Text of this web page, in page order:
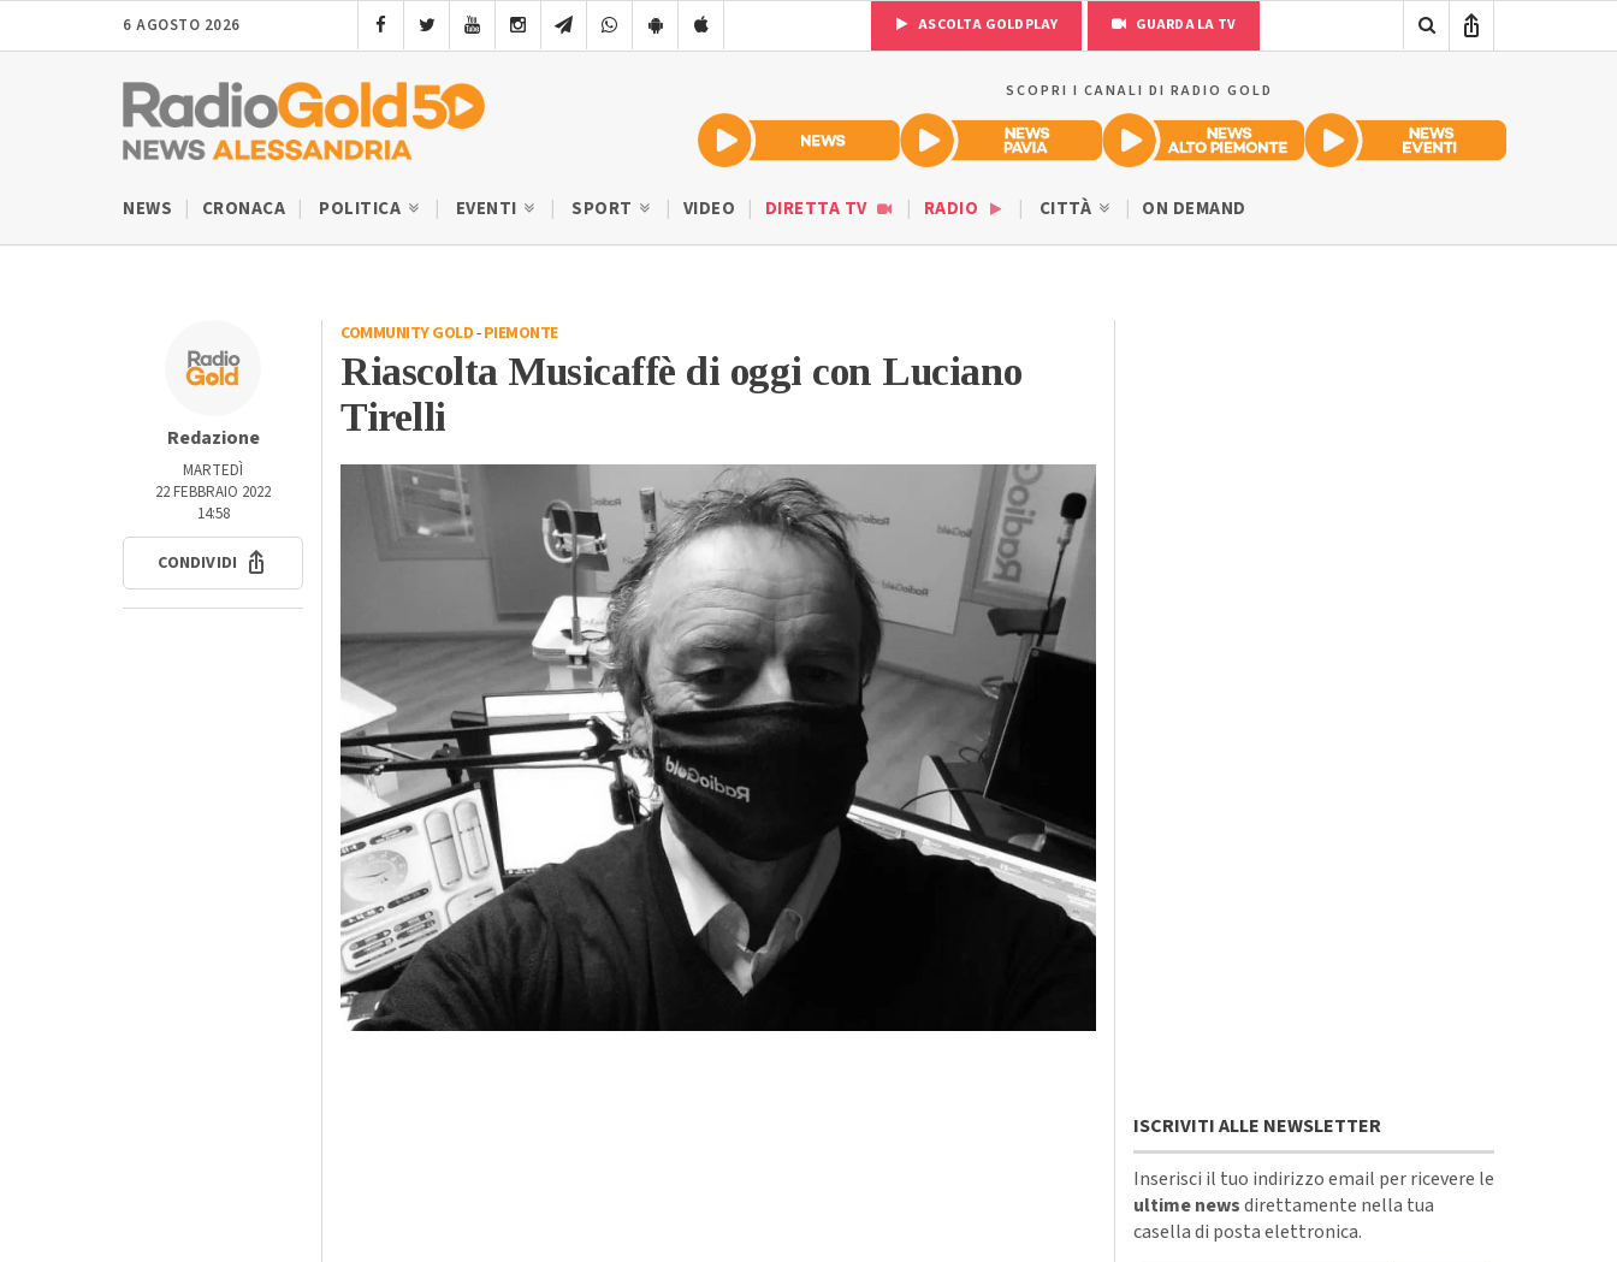
6 AGOSTO 2026 ASCOLTA GOLDPLAY GUARDA LA TV
SCOPRI I CANALI DI RADIO GOLD
NEWS CRONACA POLITICA EVENTI SPORT VIDEO DIRETTA TV RADIO CITTÀ ON DEMAND
Redazione
MARTEDÌ
22 FEBBRAIO 2022
14:58
CONDIVIDI
COMMUNITY GOLD-PIEMONTE
Riascolta Musicaffè di oggi con Luciano
Tirelli
ISCRIVITI ALLE NEWSLETTER
Inserisci il tuo indirizzo email per ricevere le
ultime newsdirettamente nella tua
casella di posta elettronica.